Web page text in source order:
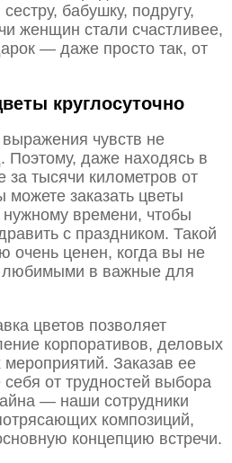
бабушку, подругу,
женщин стали счастливее,
— даже просто так, от
круглосуточно
чувств не
Поэтому, даже находясь в
за тысячи километров от
можете заказать цветы
нужному времени, чтобы
с праздником. Такой
очень ценен, когда вы не
любимыми в важные для
цветов позволяет
корпоративов, деловых
Заказав ее
от трудностей выбора
— наши сотрудники
композиций,
концепцию встречи.